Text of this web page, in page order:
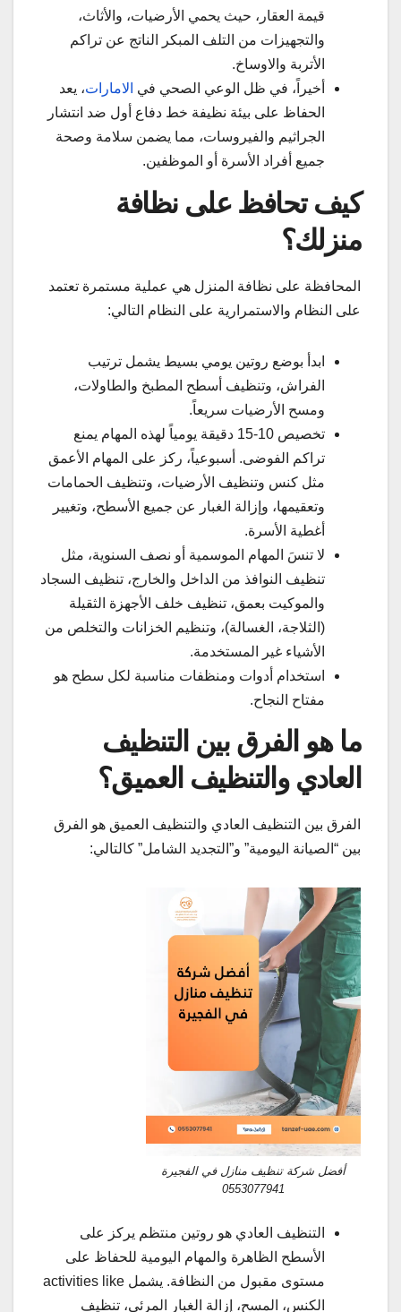
قيمة العقار، حيث يحمي الأرضيات، والأثاث،
والتجهيزات من التلف المبكر الناتج عن تراكم
الأتربة والاوساخ.
أخيراً، في ظل الوعي الصحي في الامارات، يعد
الحفاظ على بيئة نظيفة خط دفاع أول ضد انتشار
الجراثيم والفيروسات، مما يضمن سلامة وصحة
جميع أفراد الأسرة أو الموظفين.
كيف تحافظ على نظافة
منزلك؟
المحافظة على نظافة المنزل هي عملية مستمرة تعتمد
على النظام والاستمرارية على النظام التالي:
ابدأ بوضع روتين يومي بسيط يشمل ترتيب
الفراش، وتنظيف أسطح المطبخ والطاولات،
ومسح الأرضيات سريعاً.
تخصيص 10-15 دقيقة يومياً لهذه المهام يمنع
تراكم الفوضى. أسبوعياً، ركز على المهام الأعمق
مثل كنس وتنظيف الأرضيات، وتنظيف الحمامات
وتعقيمها، وإزالة الغبار عن جميع الأسطح، وتغيير
أغطية الأسرة.
لا تنسَ المهام الموسمية أو نصف السنوية، مثل
تنظيف النوافذ من الداخل والخارج، تنظيف السجاد
والموكيت بعمق، تنظيف خلف الأجهزة الثقيلة
(الثلاجة، الغسالة)، وتنظيم الخزانات والتخلص من
الأشياء غير المستخدمة.
استخدام أدوات ومنظفات مناسبة لكل سطح هو
مفتاح النجاح.
ما هو الفرق بين التنظيف
العادي والتنظيف العميق؟
الفرق بين التنظيف العادي والتنظيف العميق هو الفرق
بين “الصيانة اليومية” و”التجديد الشامل” كالتالي:
أفضل شركة تنظيف منازل في الفجيرة
0553077941
التنظيف العادي هو روتين منتظم يركز على
الأسطح الظاهرة والمهام اليومية للحفاظ على
مستوى مقبول من النظافة. يشمل activities like
الكنس، المسح، إزالة الغبار المرئي، تنظيف